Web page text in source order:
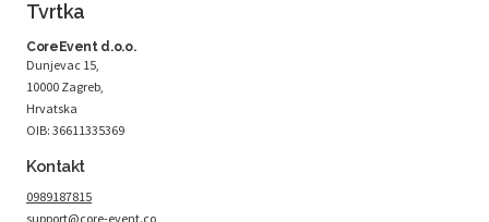
Tvrtka
CoreEvent d.o.o.
Dunjevac 15,
10000 Zagreb,
Hrvatska
OIB: 36611335369
Kontakt
0989187815
support@core-event.co